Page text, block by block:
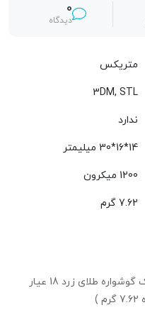
0
دیدگاه
متریکس
3DM, STL
ندارد
14*16*30 میلیمتر
1200 میکرون
7.62 گرم
گوشواره کلیپسی با آویز پروانه، وزن یک گوشواره طلای زرد 18 عیار